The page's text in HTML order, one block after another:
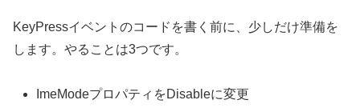
KeyPressイベントのコードを書く前に、少しだけ準備を
します。やることは3つです。
ImeModeプロパティをDisableに変更